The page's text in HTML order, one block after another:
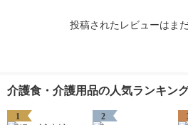
投稿されたレビューはま
介護食・介護用品の人気ランキン
1 2